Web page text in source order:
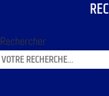
Rechercher